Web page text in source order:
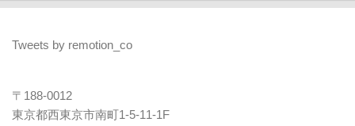
Tweets by remotion_co
〒188-0012
東京都西東京市南町1-5-11-1F